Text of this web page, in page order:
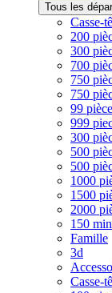
Tous les
Casse-
200
300
700
750
750
99
999
300
500
500
1000
1500
2000
150
Famille
3d
Casse-